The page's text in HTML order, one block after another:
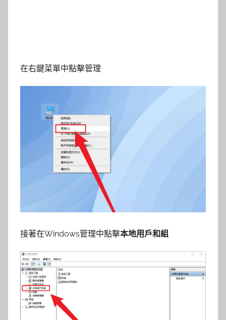
在右鍵菜單中點擊管理
接著在Windows管理中點擊本地用戶和組